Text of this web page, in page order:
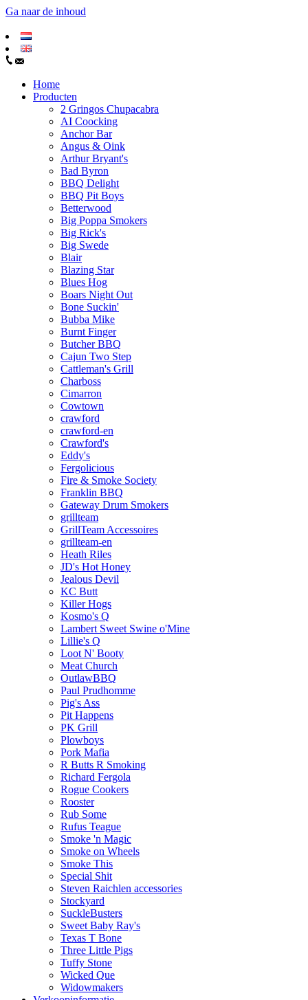
Ga naar de inhoud
Home
Producten
2 Gringos Chupacabra
AI Coocking
Anchor Bar
Angus & Oink
Arthur Bryant's
Bad Byron
BBQ Delight
BBQ Pit Boys
Betterwood
Big Poppa Smokers
Big Rick's
Big Swede
Blair
Blazing Star
Blues Hog
Boars Night Out
Bone Suckin'
Bubba Mike
Burnt Finger
Butcher BBQ
Cajun Two Step
Cattleman's Grill
Charboss
Cimarron
Cowtown
crawford
crawford-en
Crawford's
Eddy's
Fergolicious
Fire & Smoke Society
Franklin BBQ
Gateway Drum Smokers
grillteam
GrillTeam Accessoires
grillteam-en
Heath Riles
JD's Hot Honey
Jealous Devil
KC Butt
Killer Hogs
Kosmo's Q
Lambert Sweet Swine o'Mine
Lillie's Q
Loot N' Booty
Meat Church
OutlawBBQ
Paul Prudhomme
Pig's Ass
Pit Happens
PK Grill
Plowboys
Pork Mafia
R Butts R Smoking
Richard Fergola
Rogue Cookers
Rooster
Rub Some
Rufus Teague
Smoke 'n Magic
Smoke on Wheels
Smoke This
Special Shit
Steven Raichlen accessories
Stockyard
SuckleBusters
Sweet Baby Ray's
Texas T Bone
Three Little Pigs
Tuffy Stone
Wicked Que
Widowmakers